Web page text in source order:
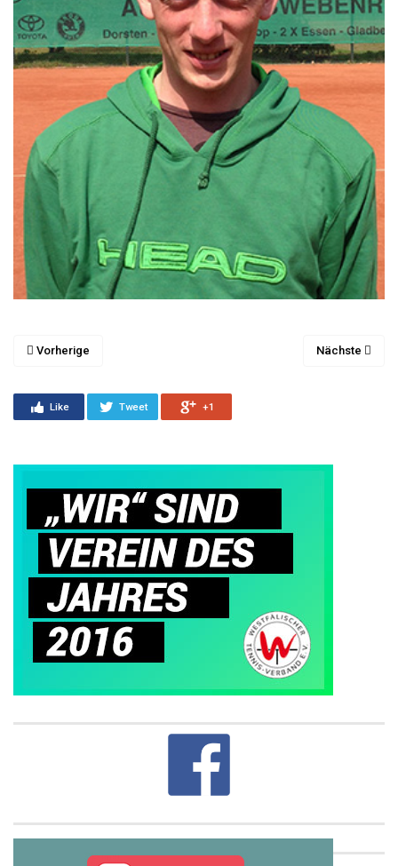
Vorherige Nächste
Like Tweet +1